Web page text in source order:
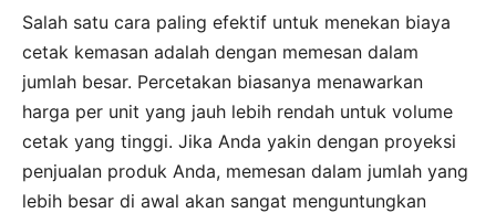
Salah satu cara paling efektif untuk menekan biaya
cetak kemasan adalah dengan memesan dalam
jumlah besar. Percetakan biasanya menawarkan
harga per unit yang jauh lebih rendah untuk volume
cetak yang tinggi. Jika Anda yakin dengan proyeksi
penjualan produk Anda, memesan dalam jumlah yang
lebih besar di awal akan sangat menguntungkan